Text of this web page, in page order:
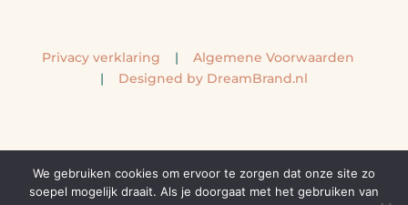
Privacy verklaring |Algemene Voorwaarden
| Designed by DreamBrand.nl
We gebruiken cookies om ervoor te zorgen dat onze site zo
soepel mogelijk draait. Als je doorgaat met het gebruiken van